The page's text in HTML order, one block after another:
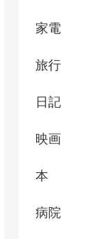
家電
旅行
日記
映画
本
病院